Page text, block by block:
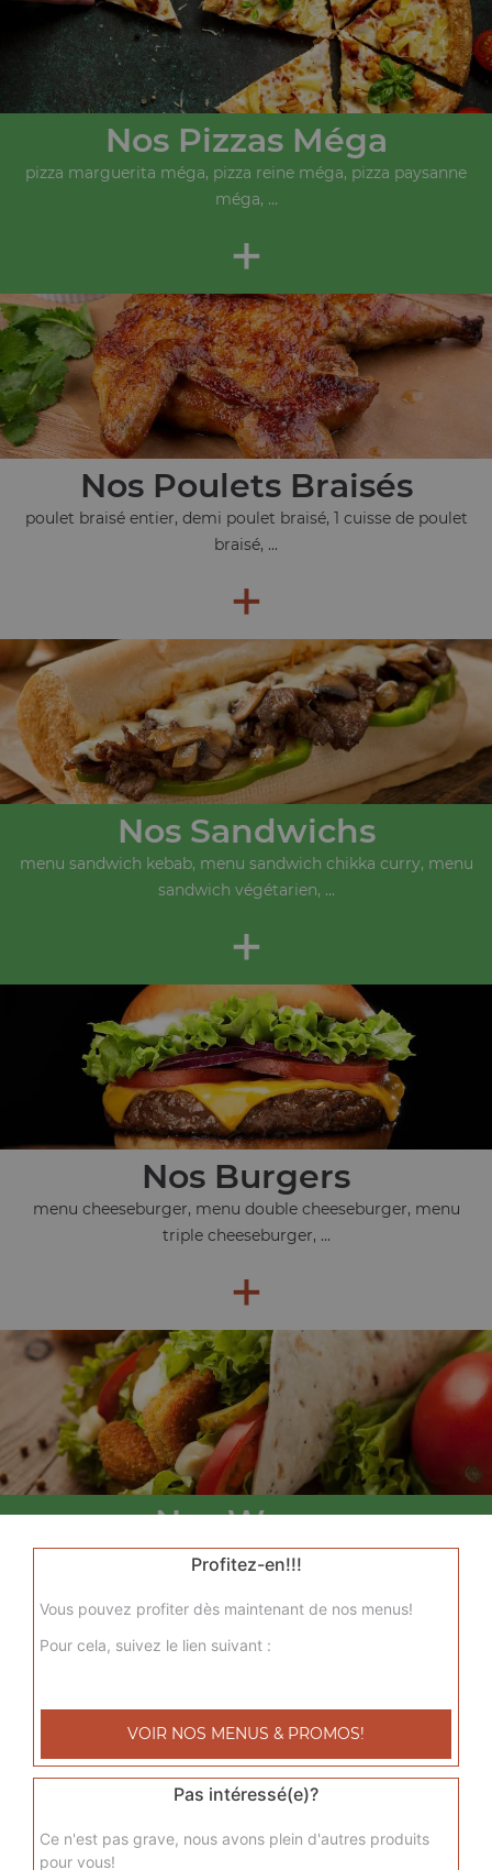
Nos Pizzas Méga
pizza marguerita méga, pizza reine méga, pizza paysanne
méga, ...
+
Nos Poulets Braisés
poulet braisé entier, demi poulet braisé, 1 cuisse de poulet
braisé, ...
+
Nos Sandwichs
menu sandwich kebab, menu sandwich chikka curry, menu
sandwich végétarien, ...
+
Nos Burgers
menu cheeseburger, menu double cheeseburger, menu
triple cheeseburger, ...
+
Nos Wraps
menu wrap tenders, menu wrap tenders steak
+
Nos Tacos
Profitez-en!!!
Vous pouvez profiter dès maintenant de nos menus!
Pour cela, suivez le lien suivant :
VOIR NOS MENUS & PROMOS!
Pas intéressé(e)?
Ce n'est pas grave, nous avons plein d'autres produits
pour vous!